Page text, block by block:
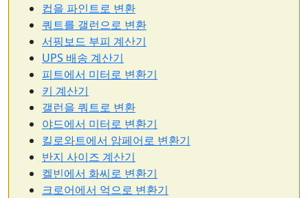
컵을 파인트로 변환
쿼트를 갤런으로 변환
서핑보드 부피 계산기
UPS 배송 계산기
피트에서 미터로 변환기
키 계산기
갤런을 쿼트로 변환
야드에서 미터로 변환기
킬로와트에서 암페어로 변환기
반지 사이즈 계산기
켈빈에서 화씨로 변환기
크로어에서 억으로 변환기